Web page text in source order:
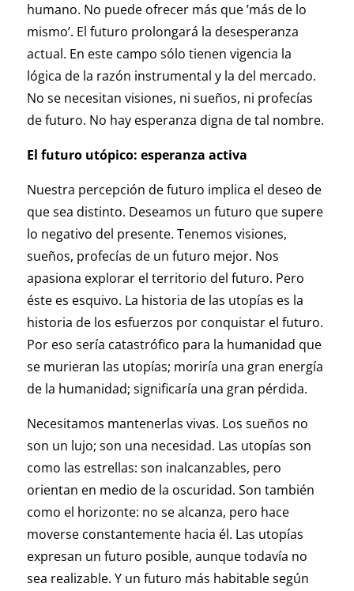
humano. No puede ofrecer más que ’más de lo
mismo’. El futuro prolongará la desesperanza
actual. En este campo sólo tienen vigencia la
lógica de la razón instrumental y la del mercado.
No se necesitan visiones, ni sueños, ni profecías
de futuro. No hay esperanza digna de tal nombre.
El futuro utópico: esperanza activa
Nuestra percepción de futuro implica el deseo de
que sea distinto. Deseamos un futuro que supere
lo negativo del presente. Tenemos visiones,
sueños, profecías de un futuro mejor. Nos
apasiona explorar el territorio del futuro. Pero
éste es esquivo. La historia de las utopías es la
historia de los esfuerzos por conquistar el futuro.
Por eso sería catastrófico para la humanidad que
se murieran las utopías; moriría una gran energía
de la humanidad; significaría una gran pérdida.
Necesitamos mantenerlas vivas. Los sueños no
son un lujo; son una necesidad. Las utopías son
como las estrellas: son inalcanzables, pero
orientan en medio de la oscuridad. Son también
como el horizonte: no se alcanza, pero hace
moverse constantemente hacia él. Las utopías
expresan un futuro posible, aunque todavía no
sea realizable. Y un futuro más habitable según